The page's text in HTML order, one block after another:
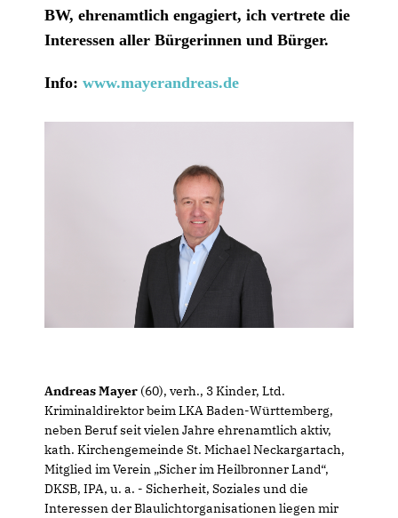
BW, ehrenamtlich engagiert, ich vertrete die
Interessen aller Bürgerinnen und Bürger.
Info: www.mayerandreas.de
Andreas Mayer (60), verh., 3 Kinder, Ltd.
Kriminaldirektor beim LKA Baden-Württemberg,
neben Beruf seit vielen Jahre ehrenamtlich aktiv,
kath. Kirchengemeinde St. Michael Neckargartach,
Mitglied im Verein „Sicher im Heilbronner Land“,
DKSB, IPA, u. a. - Sicherheit, Soziales und die
Interessen der Blaulichtorganisationen liegen mir